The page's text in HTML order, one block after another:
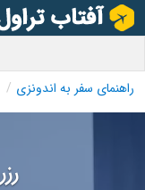
راهنمای سفر به اندونزی